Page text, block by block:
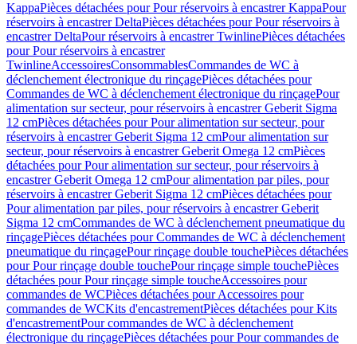
KappaPièces détachées pour Pour réservoirs à encastrer KappaPour
réservoirs à encastrer DeltaPièces détachées pour Pour réservoirs à
encastrer DeltaPour réservoirs à encastrer TwinlinePièces détachées
pour Pour réservoirs à encastrer
TwinlineAccessoiresConsommablesCommandes de WC à
déclenchement électronique du rinçagePièces détachées pour
Commandes de WC à déclenchement électronique du rinçagePour
alimentation sur secteur, pour réservoirs à encastrer Geberit Sigma
12 cmPièces détachées pour Pour alimentation sur secteur, pour
réservoirs à encastrer Geberit Sigma 12 cmPour alimentation sur
secteur, pour réservoirs à encastrer Geberit Omega 12 cmPièces
détachées pour Pour alimentation sur secteur, pour réservoirs à
encastrer Geberit Omega 12 cmPour alimentation par piles, pour
réservoirs à encastrer Geberit Sigma 12 cmPièces détachées pour
Pour alimentation par piles, pour réservoirs à encastrer Geberit
Sigma 12 cmCommandes de WC à déclenchement pneumatique du
rinçagePièces détachées pour Commandes de WC à déclenchement
pneumatique du rinçagePour rinçage double touchePièces détachées
pour Pour rinçage double touchePour rinçage simple touchePièces
détachées pour Pour rinçage simple toucheAccessoires pour
commandes de WCPièces détachées pour Accessoires pour
commandes de WCKits d'encastrementPièces détachées pour Kits
d'encastrementPour commandes de WC à déclenchement
électronique du rinçagePièces détachées pour Pour commandes de